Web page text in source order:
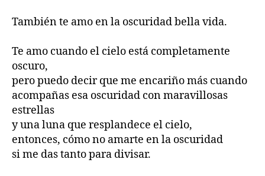
También te amo en la oscuridad bella vida.
Te amo cuando el cielo está completamente
oscuro,
pero puedo decir que me encariño más cuando
acompañas esa oscuridad con maravillosas
estrellas
y una luna que resplandece el cielo,
entonces, cómo no amarte en la oscuridad
si me das tanto para divisar.